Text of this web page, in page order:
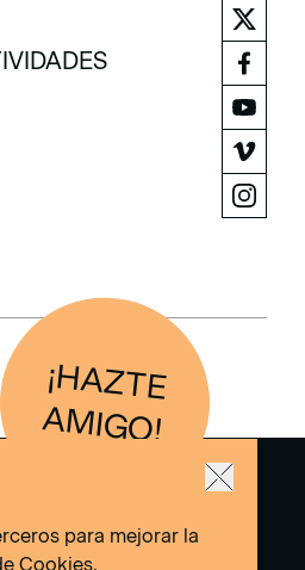
¡H
AZTE
AM
IG
O
!
para mejorar la
Cookies.